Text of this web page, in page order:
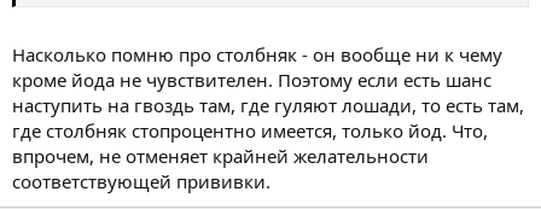
Насколько помню про столбняк - он вообще ни к чему
кроме йода не чувствителен. Поэтому если есть шанс
наступить на гвоздь там, где гуляют лошади, то есть там,
где столбняк стопроцентно имеется, только йод. Что,
впрочем, не отменяет крайней желательности
соответствующей прививки.